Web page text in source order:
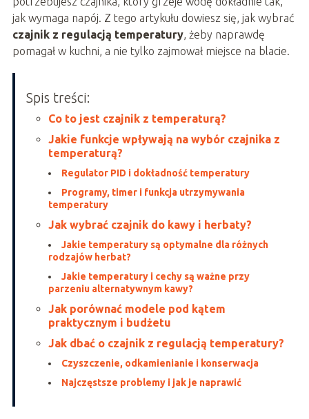
jak wymaga napój. Z tego artykułu dowiesz się, jak wybrać
czajnik z regulacją temperatury, żeby naprawdę
pomagał w kuchni, a nie tylko zajmował miejsce na blacie.
Spis treści:
Co to jest czajnik z temperaturą?
Jakie funkcje wpływają na wybór czajnika z
temperaturą?
Regulator PID i dokładność temperatury
Programy, timer i funkcja utrzymywania
temperatury
Jak wybrać czajnik do kawy i herbaty?
Jakie temperatury są optymalne dla różnych
rodzajów herbat?
Jakie temperatury i cechy są ważne przy
parzeniu alternatywnym kawy?
Jak porównać modele pod kątem
praktycznym i budżetu
Jak dbać o czajnik z regulacją temperatury?
Czyszczenie, odkamienianie i konserwacja
Najczęstsze problemy i jak je naprawić